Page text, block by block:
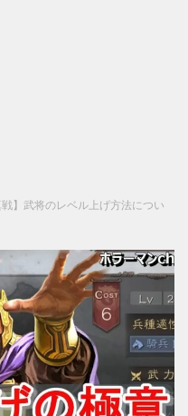
戦】武将のレベル上げ方法につい